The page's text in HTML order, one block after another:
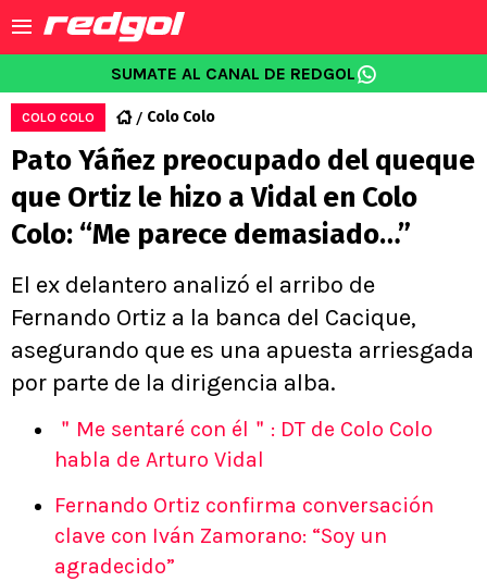
SUMATE AL CANAL DE REDGOL
COLO COLO Colo Colo
Pato Yáñez preocupado del queque
que Ortiz le hizo a Vidal en Colo
Colo: “Me parece demasiado…”
El ex delantero analizó el arribo de
Fernando Ortiz a la banca del Cacique,
asegurando que es una apuesta arriesgada
por parte de la dirigencia alba.
＂Me sentaré con él＂: DT de Colo Colo
habla de Arturo Vidal
Fernando Ortiz confirma conversación
clave con Iván Zamorano: “Soy un
agradecido”